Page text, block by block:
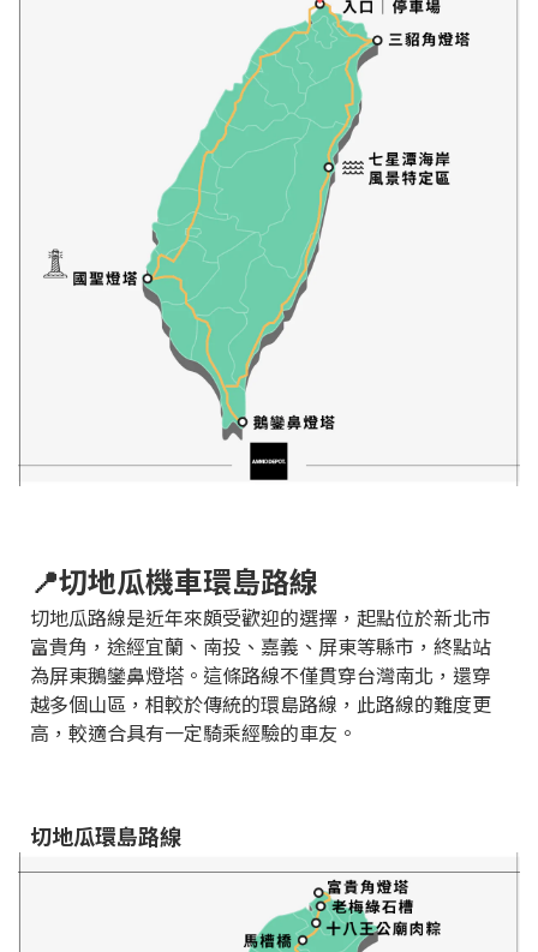
📍切地瓜機車環島路線
切地瓜路線是近年來頗受歡迎的選擇，起點位於新北市
富貴角，途經宜蘭、南投、嘉義、屏東等縣市，終點站
為屏東鵝鑾鼻燈塔。這條路線不僅貫穿台灣南北，還穿
越多個山區，相較於傳統的環島路線，此路線的難度更
高，較適合具有一定騎乘經驗的車友。
切地瓜環島路線